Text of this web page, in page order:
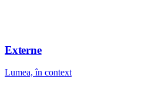
Externe
Lumea, în context